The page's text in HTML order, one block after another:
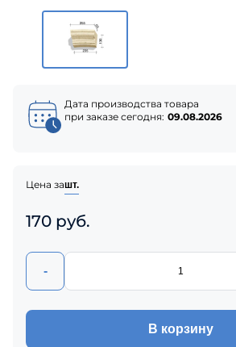
Дата производства товара
при заказе сегодня: 09.08.2026
Цена зашт.
170 руб.
-
В корзину